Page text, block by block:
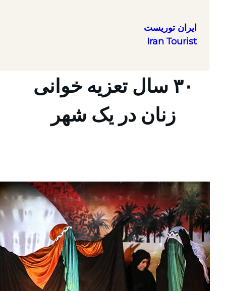
ایران توریست
Iran Tourist
۳۰ سال تعزیه خوانی
زنان در یک شهر